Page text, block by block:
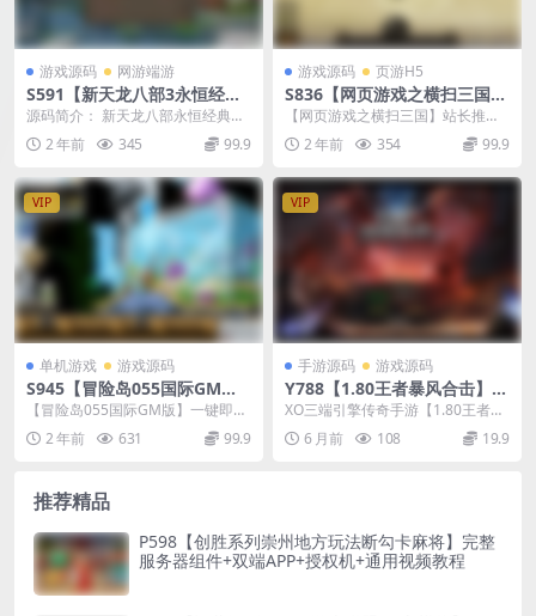
游戏源码 网游端游
S591【新天龙八部3永恒经典
之龙战国际】经典3D武侠金庸
武侠端游-最新打包Linux服务
端源码视频架设教程-完整PC
源码简介： 新天龙八部永恒经典版
是一款角色扮演类型的游戏，在游
戏中可以看到超级多...
2 年前 345 99.9
游戏源码 页游H5
S836【网页游戏之横扫三国】
典藏版剧情三国网页游戏-最新
打包Wn服务端源码视频架设
教程-配套GM工具-详细外网教
【网页游戏之横扫三国】站长推荐
典藏版剧情三国网页游戏-2024年7
月25日最新打...
2 年前 354 99.9
VIP
单机游戏 游戏源码
S945【冒险岛055国际GM
版】一键即玩端+GM包+功能
完整无错+免虚拟机+无需架设
+无需虚拟网卡
【冒险岛055国际GM版】一键即玩
端+GM包+功能完整无错+免虚拟机
+无需架设+...
2 年前 631 99.9
VIP
手游源码 游戏源码
Y788【1.80王者暴风合击】X
O三端引擎传奇手游2026整理
复古服务端+战争学院+班德尔
城+风暴平原
XO三端引擎传奇手游【1.80王者暴
风合击】2026整理复古服务端+战
争学院+班...
6 月前 108 19.9
推荐精品
P598【创胜系列崇州地方玩法断勾卡麻将】完整
服务器组件+双端APP+授权机+通用视频教程